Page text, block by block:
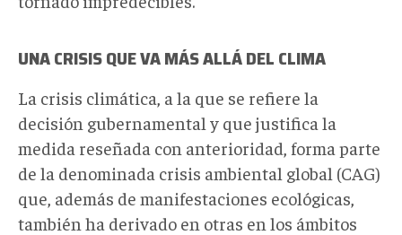
UNA CRISIS QUE VA MÁS ALLÁ DEL CLIMA
La crisis climática, a la que se refiere la
decisión gubernamental y que justifica la
medida reseñada con anterioridad, forma parte
de la denominada crisis ambiental global (CAG)
que, además de manifestaciones ecológicas,
también ha derivado en otras en los ámbitos